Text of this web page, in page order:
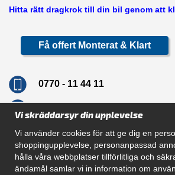
Hitta rätt dragkrok till din bil genom att
Få offert Monterat & Klart
0770 - 11 44 11
Navigation
Vi skräddarsyr din upplevelse
Vi använder cookies för att ge dig en
shoppingupplevelse, personanpassad
hålla våra webbplatser tillförlitliga och
ändamål samlar vi in information om